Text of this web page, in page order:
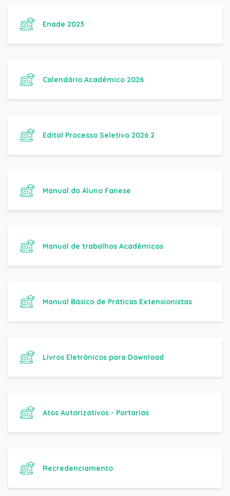
Enade 2023
Calendário Acadêmico 2026
Edital Processo Seletivo 2026.2
Manual do Aluno Fanese
Manual de trabalhos Acadêmicos
Manual Básico de Práticas Extensionistas
Livros Eletrônicos para Download
Atos Autorizativos - Portarias
Recredenciamento